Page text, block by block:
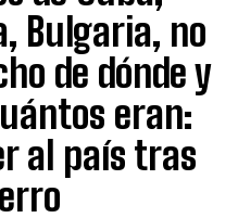
Bulgaria, no
de dónde y
eran:
al país tras